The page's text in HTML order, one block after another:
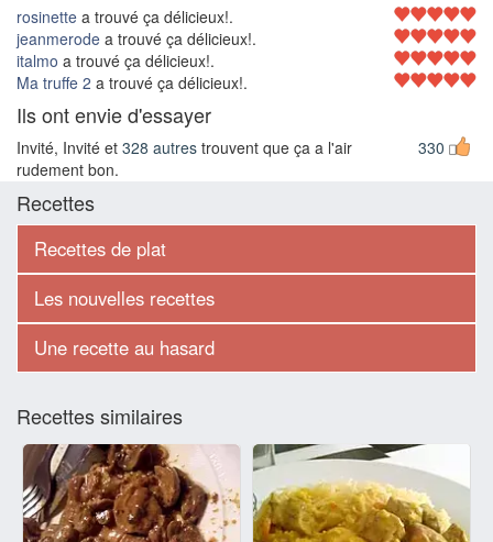
rosinette a trouvé ça délicieux!.
jeanmerode a trouvé ça délicieux!.
italmo a trouvé ça délicieux!.
Ma truffe 2 a trouvé ça délicieux!.
Ils ont envie d'essayer
330
Invité, Invité et 328 autres trouvent que ça a l'air
rudement bon.
Recettes
Recettes de plat
Les nouvelles recettes
Une recette au hasard
Recettes similaires